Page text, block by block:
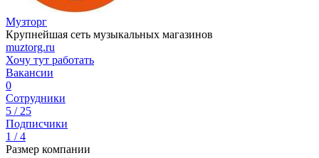
Музторг
Крупнейшая сеть музыкальных магазинов
muztorg.ru
Хочу тут работать
Вакансии
0
Сотрудники
5 / 25
Подписчики
1 / 4
Размер компании